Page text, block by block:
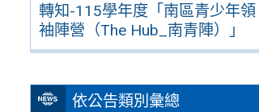
轉知-115學年度「南區青少年領
袖陣營（The Hub_南青陣）」
依公告類別彙總